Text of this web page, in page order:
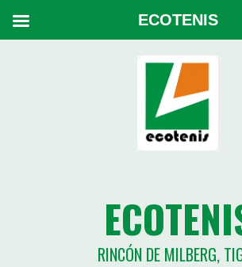
RINCÓN DE MILBERG,
ECOTENIS